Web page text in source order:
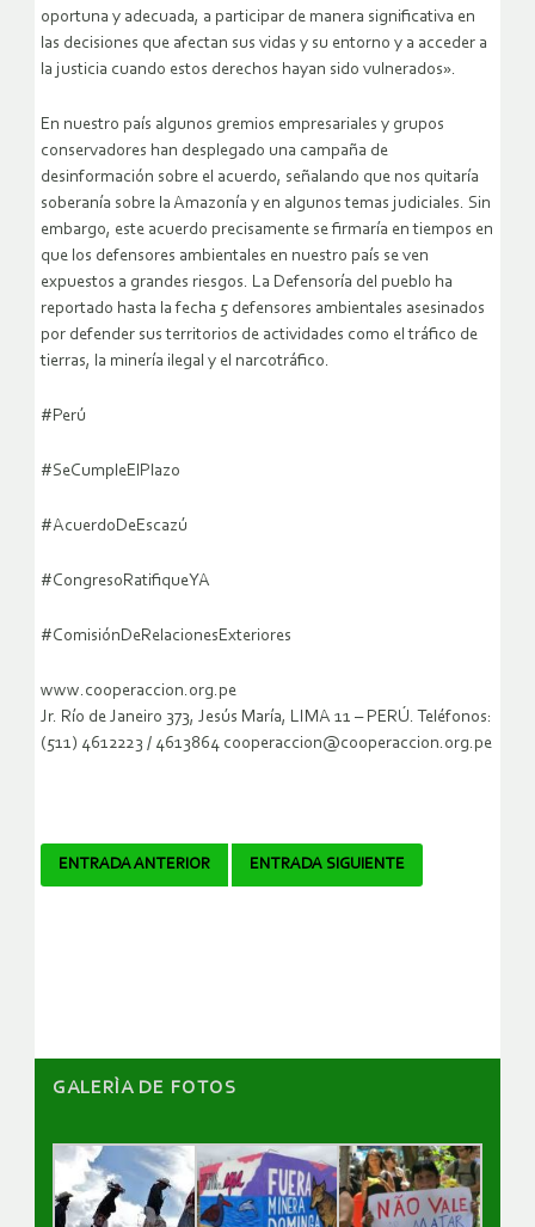
oportuna y adecuada, a participar de manera significativa en
las decisiones que afectan sus vidas y su entorno y a acceder a
la justicia cuando estos derechos hayan sido vulnerados».
En nuestro país algunos gremios empresariales y grupos
conservadores han desplegado una campaña de
desinformación sobre el acuerdo, señalando que nos quitaría
soberanía sobre la Amazonía y en algunos temas judiciales. Sin
embargo, este acuerdo precisamente se firmaría en tiempos en
que los defensores ambientales en nuestro país se ven
expuestos a grandes riesgos. La Defensoría del pueblo ha
reportado hasta la fecha 5 defensores ambientales asesinados
por defender sus territorios de actividades como el tráfico de
tierras, la minería ilegal y el narcotráfico.
#Perú
#SeCumpleElPlazo
#AcuerdoDeEscazú
#CongresoRatifiqueYA
#ComisiónDeRelacionesExteriores
www.cooperaccion.org.pe
Jr. Río de Janeiro 373, Jesús María, LIMA 11 – PERÚ. Teléfonos:
(511) 4612223 / 4613864 cooperaccion@cooperaccion.org.pe
Navegador
ENTRADA ANTERIOR ENTRADA SIGUIENTE
GALERÌA DE FOTOS